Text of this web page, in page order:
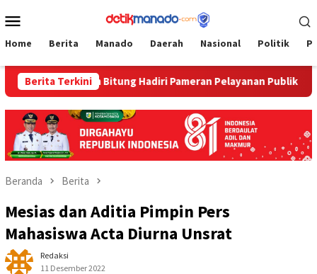
ke
Mobile
Home Berita Manado Daerah Nasional Politik
Berita Terkini
Bitung Hadiri Pameran Pelayanan Publik Kanwil
Beranda Berita
Mesias dan Aditia Pimpin Pers
Mahasiswa Acta Diurna Unsrat
Redaksi
11 Desember 2022